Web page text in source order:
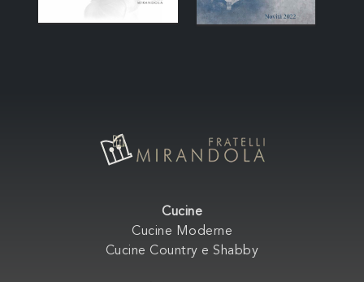
Cucine
Cucine Moderne
Cucine Country e Shabby